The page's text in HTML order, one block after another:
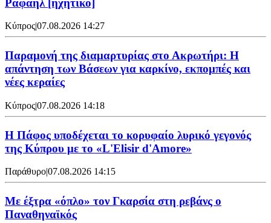
Ραφαήλ [ηχητικό]
Κύπρος07.08.2026 14:27
Παραμονή της διαμαρτυρίας στο Ακρωτήρι: Η
απάντηση των Βάσεων για καρκίνο, εκπομπές και
νέες κεραίες
Κύπρος|07.08.2026 14:18
Η Πάφος υποδέχεται το κορυφαίο λυρικό γεγονός
της Κύπρου με το «L'Elisir d'Amore»
Παράθυρο|07.08.2026 14:15
Mε έξτρα «όπλο» τον Γκαρσία στη ρεβάνς ο
Παναθηναϊκός